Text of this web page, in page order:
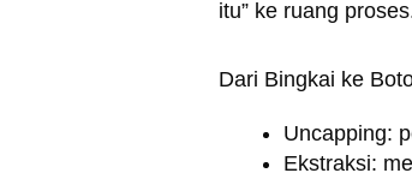
itu” ke ruang
Dari Bingkai ke
Uncapping:
Ekstraksi: